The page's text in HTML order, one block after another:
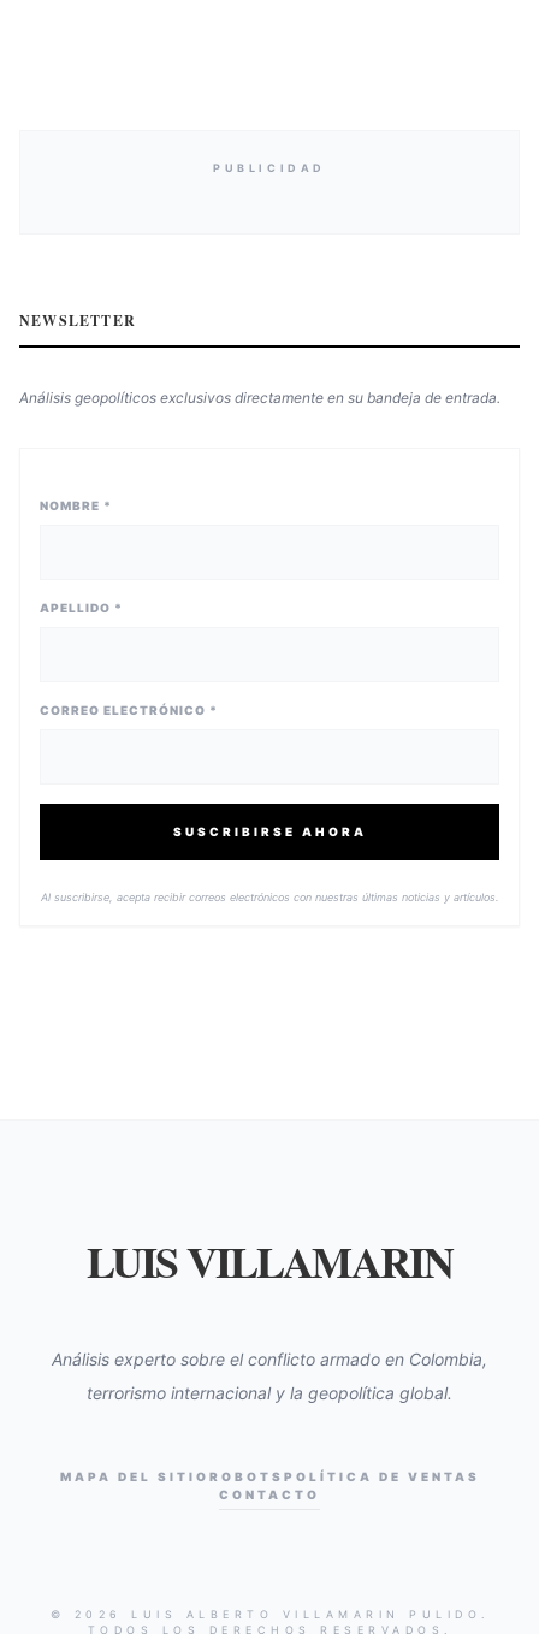
PUBLICIDAD
NEWSLETTER
Análisis geopolíticos exclusivos directamente en su bandeja de entrada.
NOMBRE *
APELLIDO *
CORREO ELECTRÓNICO *
SUSCRIBIRSE AHORA
Al suscribirse, acepta recibir correos electrónicos con nuestras últimas noticias y artículos.
LUIS VILLAMARIN
Análisis experto sobre el conflicto armado en Colombia,
terrorismo internacional y la geopolítica global.
MAPA DEL SITIO ROBOTS POLÍTICA DE VENTAS
CONTACTO
© 2026 LUIS ALBERTO VILLAMARIN PULIDO.
TODOS LOS DERECHOS RESERVADOS.